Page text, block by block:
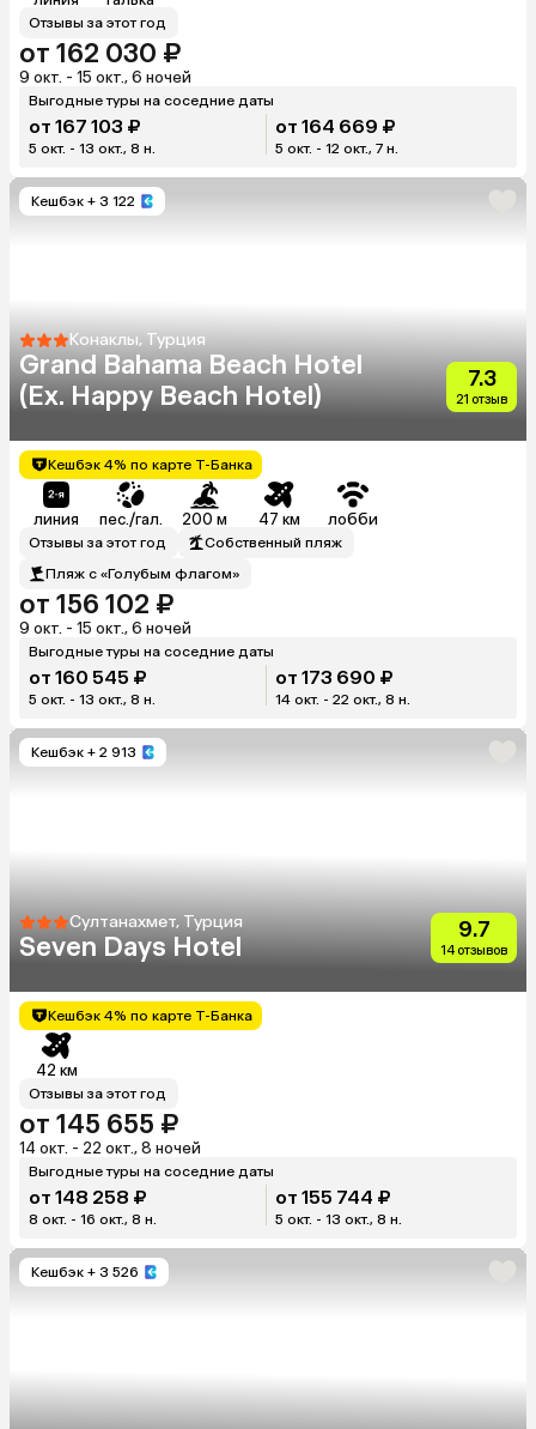
Отзывы за этот год
от 162 030 ₽
9 окт. - 15 окт., 6 ночей
Выгодные туры на соседние даты
от 167 103 ₽
5 окт. - 13 окт., 8 н.
от 164 669 ₽
5 окт. - 12 окт., 7 н.
Кешбэк + 3 122
Конаклы, Турция
Grand Bahama Beach Hotel
(Ex. Happy Beach Hotel)
7.3
21 отзыв
Кешбэк 4% по карте Т-Банка
линия пес./гал. 200 м 47 км лобби
Отзывы за этот год
Собственный пляж
Пляж с «Голубым флагом»
от 156 102 ₽
9 окт. - 15 окт., 6 ночей
Выгодные туры на соседние даты
от 160 545 ₽
5 окт. - 13 окт., 8 н.
от 173 690 ₽
14 окт. - 22 окт., 8 н.
Кешбэк + 2 913
Султанахмет, Турция
Seven Days Hotel
9.7
14 отзывов
Кешбэк 4% по карте Т-Банка
42 км
Отзывы за этот год
от 145 655 ₽
14 окт. - 22 окт., 8 ночей
Выгодные туры на соседние даты
от 148 258 ₽
8 окт. - 16 окт., 8 н.
от 155 744 ₽
5 окт. - 13 окт., 8 н.
Кешбэк + 3 526